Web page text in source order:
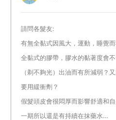
請問各髮友:
有無全黏式因風大，運動，睡覺
全黏式的膠帶，膠水的黏著度會
（剃不夠光）出油而有所減弱？
要用緩衝劑？
假髮頭皮會很悶厚而影響舒適和
一期所以還是有持續在抹藥水…